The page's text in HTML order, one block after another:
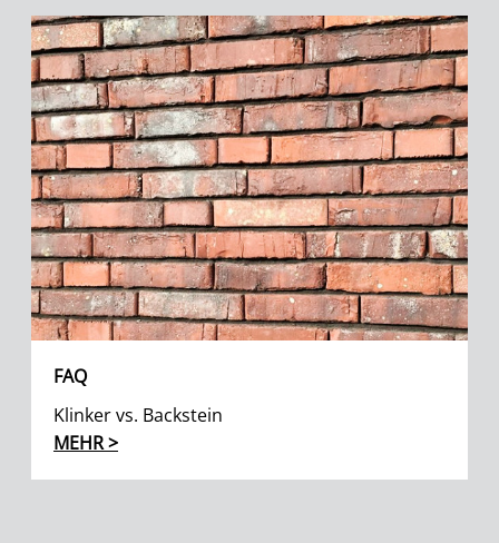
FAQ
Klinker vs. Backstein
MEHR >